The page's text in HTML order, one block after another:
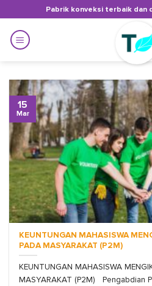
to
content
Pabrik konveksi terbaik dan
KEUNTUNGAN MAHASISWA
PADA MASYARAKAT (P2M)
KEUNTUNGAN MAHASISWA
MASYARAKAT (P2M) Pengabdian
15
Mar